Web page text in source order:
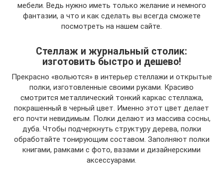
мебели. Ведь нужно иметь только желание и немного
фантазии, а что и как сделать вы всегда сможете
посмотреть на нашем сайте.
Стеллаж и журнальный столик:
изготовить быстро и дешево!
Прекрасно «вольются» в интерьер стеллажи и открытые
полки, изготовленные своими руками. Красиво
смотрится металлический тонкий каркас стеллажа,
покрашенный в черный цвет. Именно этот цвет делает
его почти невидимым. Полки делают из массива сосны,
дуба. Чтобы подчеркнуть структуру дерева, полки
обработайте тонирующим составом. Заполняют полки
книгами, рамками с фото, вазами и дизайнерскими
аксессуарами.